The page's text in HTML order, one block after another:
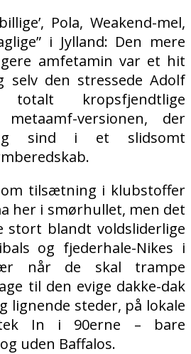
Pola, Weakend-mel,
i Jylland: Den mere
amfetamin var et hit
selv den stressede Adolf
kropsfjendtlige
versionen, der
sind i et slidsomt
tilsætning i klubstoffer
her i smørhullet, men det
stort blandt voldsliderlige
og fjederhale-Nikes i
når de skal trampe
til den evige dakke-dak
lignende steder, på lokale
In i 90erne – bare
uden Baffalos.